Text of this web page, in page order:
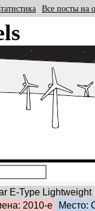
Все посты на
E-Type Lightweight
2010-е
Место: